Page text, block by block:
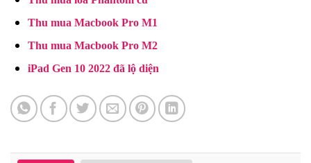
Thu mua Macbook Pro M1
Thu mua Macbook Pro M2
iPad Gen 10 2022 đã lộ diện